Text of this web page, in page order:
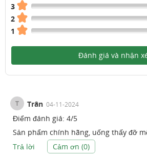
3
2
1
Đánh giá và nhận
T Trân 04-11-2024
Điểm đánh giá: 4/5
Sản phẩm chính hãng, uống thấy đỡ
Trả lời
Cảm ơn (0)